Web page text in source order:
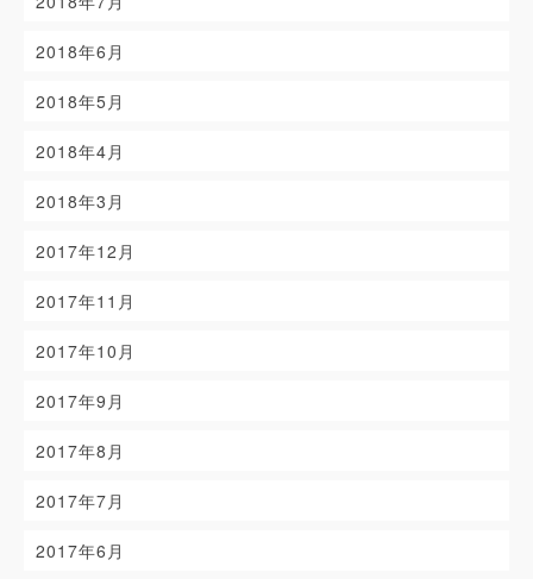
2018年6月
2018年5月
2018年4月
2018年3月
2017年12月
2017年11月
2017年10月
2017年9月
2017年8月
2017年7月
2017年6月